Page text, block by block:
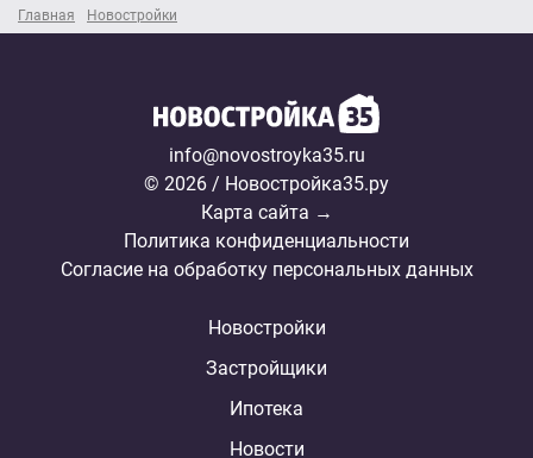
Главная Новостройки
info@novostroyka35.ru
© 2026 / Новостройка35.ру
Карта сайта →
Политика конфиденциальности
Согласие на обработку персональных данных
Новостройки
Застройщики
Ипотека
Новости